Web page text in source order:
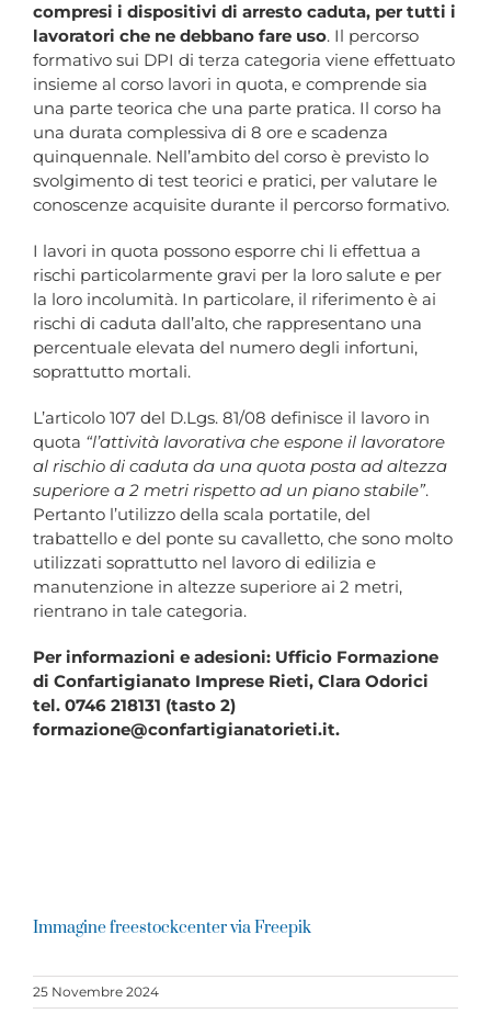
compresi i dispositivi di arresto caduta, per tutti i
lavoratori che ne debbano fare uso. Il percorso
formativo sui DPI di terza categoria viene effettuato
insieme al corso lavori in quota, e comprende sia
una parte teorica che una parte pratica. Il corso ha
una durata complessiva di 8 ore e scadenza
quinquennale. Nell’ambito del corso è previsto lo
svolgimento di test teorici e pratici, per valutare le
conoscenze acquisite durante il percorso formativo.
I lavori in quota possono esporre chi li effettua a
rischi particolarmente gravi per la loro salute e per
la loro incolumità. In particolare, il riferimento è ai
rischi di caduta dall’alto, che rappresentano una
percentuale elevata del numero degli infortuni,
soprattutto mortali.
L’articolo 107 del D.Lgs. 81/08 definisce il lavoro in
quota “l’attività lavorativa che espone il lavoratore
al rischio di caduta da una quota posta ad altezza
superiore a 2 metri rispetto ad un piano stabile”.
Pertanto l’utilizzo della scala portatile, del
trabattello e del ponte su cavalletto, che sono molto
utilizzati soprattutto nel lavoro di edilizia e
manutenzione in altezze superiore ai 2 metri,
rientrano in tale categoria.
Per informazioni e adesioni: Ufficio Formazione
di Confartigianato Imprese Rieti, Clara Odorici
tel. 0746 218131 (tasto 2)
formazione@confartigianatorieti.it.
Immagine freestockcenter via Freepik
25 Novembre 2024